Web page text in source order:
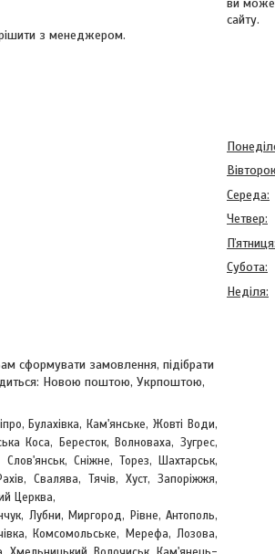
з менеджером.
сформувати замовлення, підібрати
Новою поштою, Укрпоштою,
Булахівка, Кам'янське, Жовті Води,
Коса, Бересток, Волноваха, Зугрес,
Слов'янськ, Сніжне, Торез, Шахтарськ,
Свалява, Тячів, Хуст, Запоріжжя,
Церква,
Лубни, Миргород, Рівне, Антополь,
Комсомольське, Мерефа, Лозова,
ви
сайту.
Середа
Четвер
Пʼятниця
Субота
Неділя